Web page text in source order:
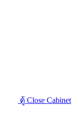
ตู้ Close Cabinet